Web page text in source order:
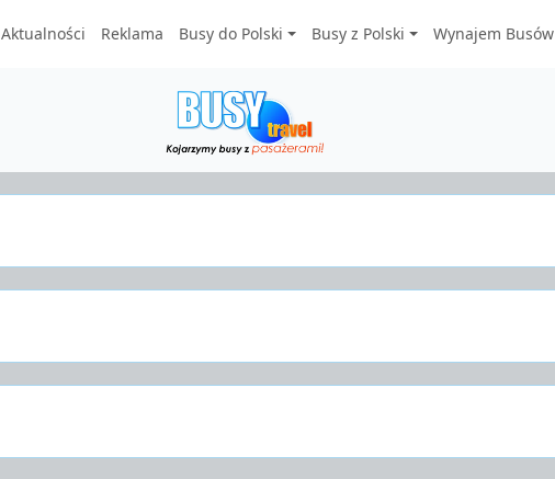
Aktualności Reklama Busy do Polski Busy z Polski Wynajem Busów